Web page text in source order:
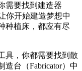
需要找到建造器
你开始建造梦想中
种植床，都应有尽
具，你都需要找到散
台（Fabricator）中